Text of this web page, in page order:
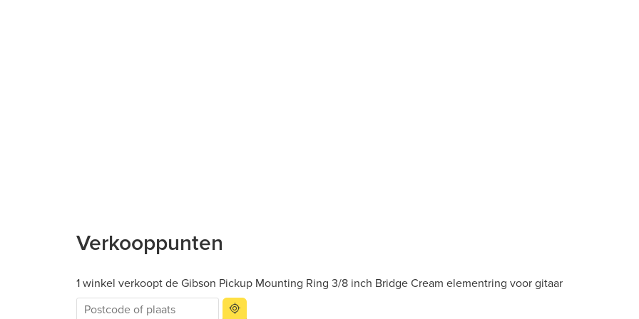
Verkooppunten
1 winkel verkoopt de Gibson Pickup Mounting Ring 3/8 inch Bridge Cream elementring voor gitaar